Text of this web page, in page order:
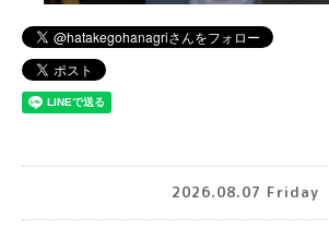
2026.08.07 Friday